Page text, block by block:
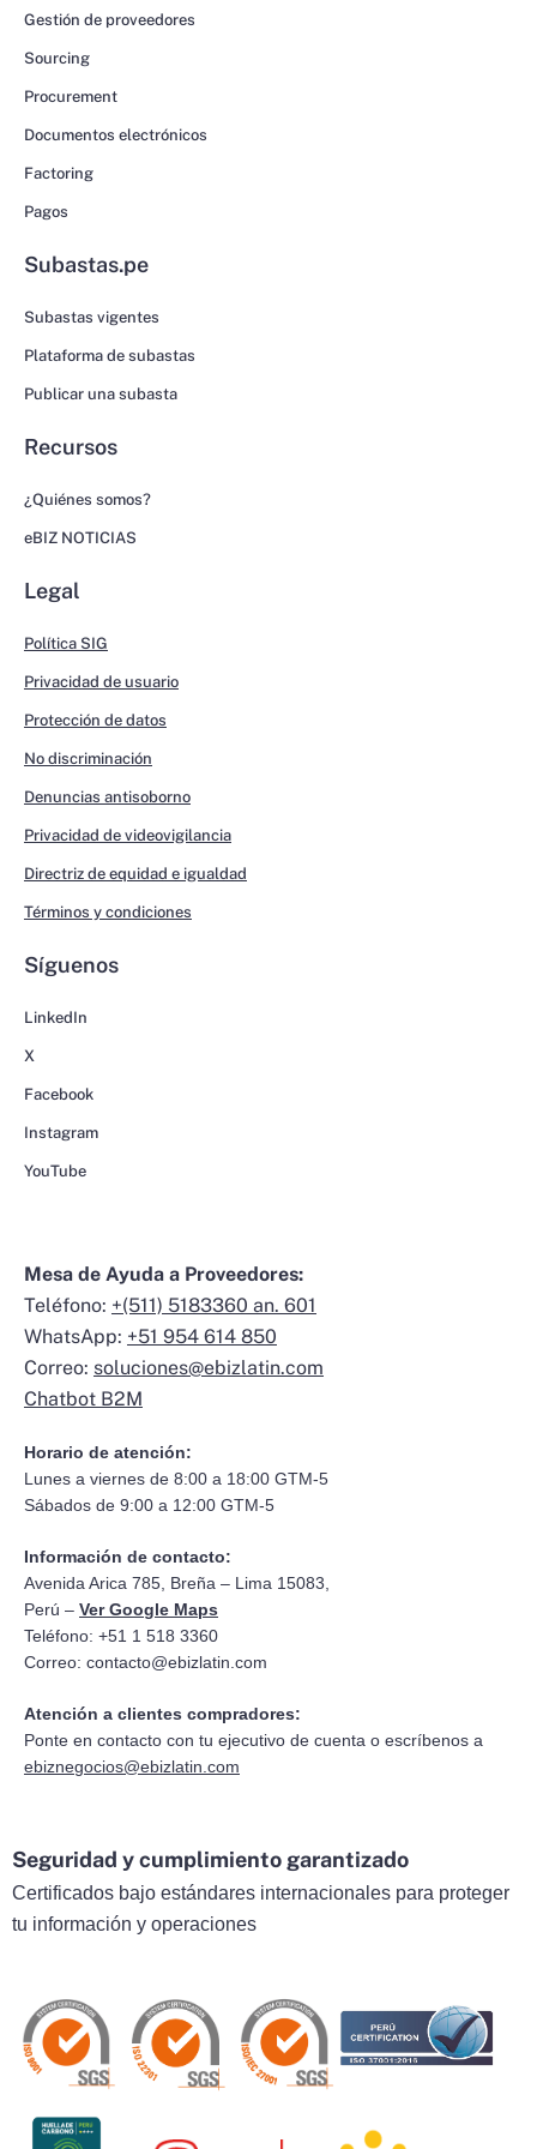
Gestión de proveedores
Sourcing
Procurement
Documentos electrónicos
Factoring
Pagos
Subastas.pe
Subastas vigentes
Plataforma de subastas
Publicar una subasta
Recursos
¿Quiénes somos?
eBIZ NOTICIAS
Legal
Política SIG
Privacidad de usuario
Protección de datos
No discriminación
Denuncias antisoborno
Privacidad de videovigilancia
Directriz de equidad e igualdad
Términos y condiciones
Síguenos
LinkedIn
X
Facebook
Instagram
YouTube
Mesa de Ayuda a Proveedores:
Teléfono: +(511) 5183360 an. 601
WhatsApp: +51 954 614 850
Correo: soluciones@ebizlatin.com
Chatbot B2M
Horario de atención:
Lunes a viernes de 8:00 a 18:00 GTM-5
Sábados de 9:00 a 12:00 GTM-5
Información de contacto:
Avenida Arica 785, Breña – Lima 15083,
Perú – Ver Google Maps
Teléfono: +51 1 518 3360
Correo: contacto@ebizlatin.com
Atención a clientes compradores:
Ponte en contacto con tu ejecutivo de cuenta o escríbenos a
ebiznegocios@ebizlatin.com
Seguridad y cumplimiento garantizado
Certificados bajo estándares internacionales para proteger
tu información y operaciones